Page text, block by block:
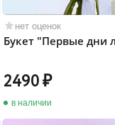
нет оценок
Букет "Первые дни
2490
в наличии